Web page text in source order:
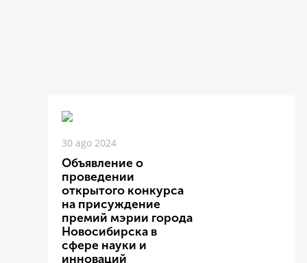
30 ago 2024
Объявление о
проведении
открытого конкурса
на присуждение
премий мэрии города
Новосибирска в
сфере науки и
инноваций